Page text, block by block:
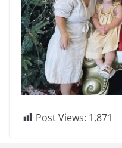
Post Views: 1,871